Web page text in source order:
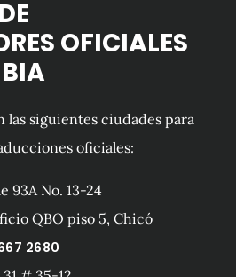
OFICIALES
las siguientes ciudades para
oficiales:
93A No. 13-24
QBO piso 5, Chicó
2680